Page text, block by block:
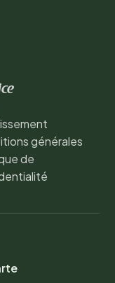
générales
de